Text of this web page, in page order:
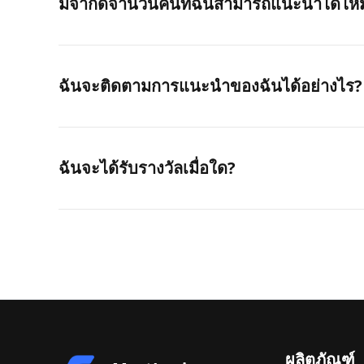
มีจำกัดจำนวนคนที่ฉันสามารถแนะนำได้ไห
ฉันจะติดตามการแนะนำของฉันได้อย่างไร?
ฉันจะได้รับรางวัลเมื่อใด?